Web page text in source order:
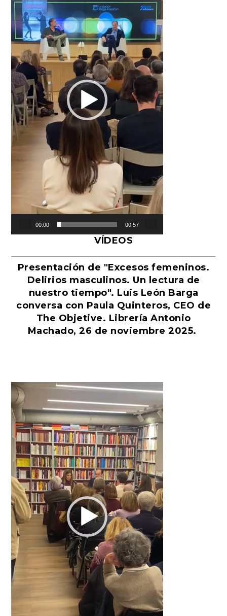
00:00 00:57
VÍDEOS
Presentación de "Excesos femeninos.
Delirios masculinos. Un lectura de
nuestro tiempo". Luis León Barga
conversa con Paula Quinteros, CEO de
The Objetive. Librería Antonio
Machado, 26 de noviembre 2025.
Reproductor
de
vídeo